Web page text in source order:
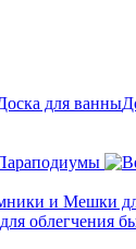
и Мешки
облегчения